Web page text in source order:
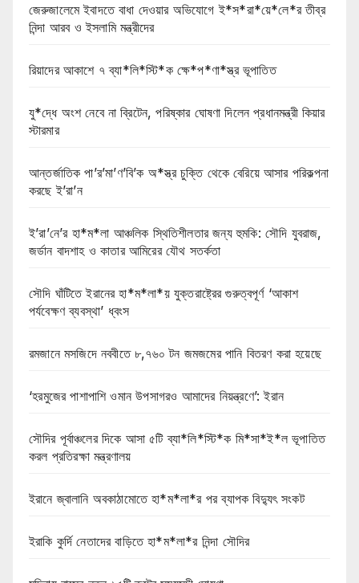
জেরুজালেমে ইবাদতে বাধা দেওয়ার অভিযোগে ই*স*রা*য়ে*লে*র তীব্র
নিন্দা আরব ও ইসলামি মন্ত্রীদের
রিয়াদের আকাশে ৭ ব্যা*লি*স্টি*ক ক্ষে*প*ণা*স্ত্র ভূপাতিত
যু*দ্ধে অংশ নেবে না ব্রিটেন, পরিষ্কার ঘোষণা দিলেন প্রধানমন্ত্রী কিয়ার
স্টারমার
আন্তর্জাতিক পা’র’মা’ণ’বি’ক অ*স্ত্র চুক্তি থেকে বেরিয়ে আসার পরিকল্পনা
করছে ই’রা’ন
ই’রা’নে’র হা*ম*লা আঞ্চলিক স্থিতিশীলতার জন্য হুমকি: সৌদি যুবরাজ,
জর্ডান বাদশাহ ও কাতার আমিরের যৌথ সতর্কতা
সৌদি ঘাঁটিতে ইরানের হা*ম*লা*য় যুক্তরাষ্ট্রের গুরুত্বপূর্ণ ‘আকাশ
পর্যবেক্ষণ ব্যবস্থা’ ধ্বংস
রমজানে মসজিদে নববীতে ৮,৭৬০ টন জমজমের পানি বিতরণ করা হয়েছে
‘হরমুজের পাশাপাশি ওমান উপসাগরও আমাদের নিয়ন্ত্রণে’: ইরান
সৌদির পূর্বাঞ্চলের দিকে আসা ৫টি ব্যা*লি*স্টি*ক মি*সা*ই*ল ভূপাতিত
করল প্রতিরক্ষা মন্ত্রণালয়
ইরানে জ্বালানি অবকাঠামোতে হা*ম*লা*র পর ব্যাপক বিদ্যুৎ সংকট
ইরাকি কুর্দি নেতাদের বাড়িতে হা*ম*লা*র নিন্দা সৌদির